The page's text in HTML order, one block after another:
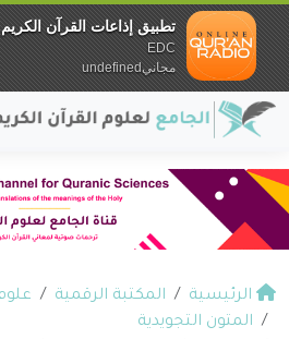
الرئيسية المكتبة الرقمية
المتون التجويدية
تطبيق إذاعات القرآن الكريم
EDC
مجانيundefined